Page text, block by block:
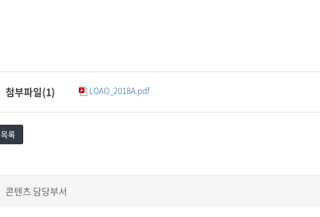
첨부파일(1) LOAO_2018A.pdf
목록
콘텐츠 담당부서